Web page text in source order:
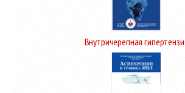
Внутричерепная